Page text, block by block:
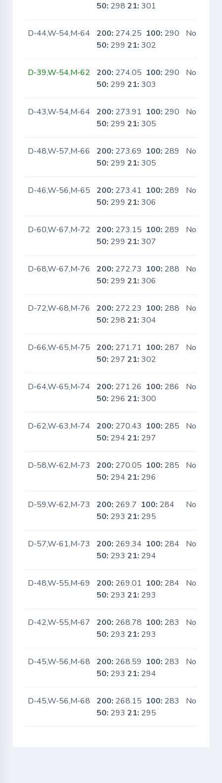
50: 29821: 301
D-44,W-54,M-64 200: 274.25 100: 290
50: 29921: 302
No
D-39,W-54,M-62 200: 274.05 100: 290
50: 29921: 303
No
D-43,W-54,M-64 200: 273.91 100: 290
50: 29921: 305
No
D-48,W-57,M-66 200: 273.69 100: 289
50: 29921: 305
No
D-46,W-56,M-65 200: 273.41 100: 289
50: 29921: 306
No
D-60,W-67,M-72 200: 273.15 100: 289
50: 29921: 307
No
D-68,W-67,M-76 200: 272.73 100: 288
50: 29921: 306
No
D-72,W-68,M-76 200: 272.23 100: 288
50: 29821: 304
No
D-66,W-65,M-75 200: 271.71 100: 287
50: 29721: 302
No
D-64,W-65,M-74 200: 271.26 100: 286
50: 29621: 300
No
D-62,W-63,M-74 200: 270.43 100: 285
50: 29421: 297
No
D-58,W-62,M-73 200: 270.05 100: 285
50: 29421: 296
No
D-59,W-62,M-73 200: 269.7 100: 284
50: 29321: 295
No
D-57,W-61,M-73 200: 269.34 100: 284
50: 29321: 294
No
D-48,W-55,M-69 200: 269.01 100: 284
50: 29321: 293
No
D-42,W-55,M-67 200: 268.78 100: 283
50: 29321: 293
No
D-45,W-56,M-68 200: 268.59 100: 283
50: 29321: 294
No
D-45,W-56,M-68 200: 268.15 100: 283
50: 29321: 295
No